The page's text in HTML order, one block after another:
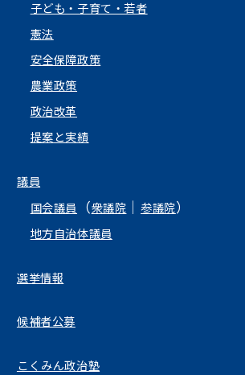
子ども・子育て・若者
憲法
安全保障政策
農業政策
政治改革
提案と実績
議員
国会議員
（衆議院 ｜参議院）
地方自治体議員
選挙情報
候補者公募
こくみん政治塾